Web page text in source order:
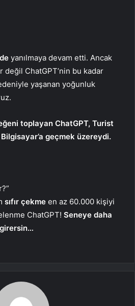
yanılmaya devam etti. Ancak
ChatGPT’nin bu kadar
yaşanan yoğunluk
toplayan ChatGPT, Turist
Bilgisayar’a geçmek üzereydi.
sıfır çekme en az 60.000 kişiyi
ChatGPT! Seneye daha
girersin…